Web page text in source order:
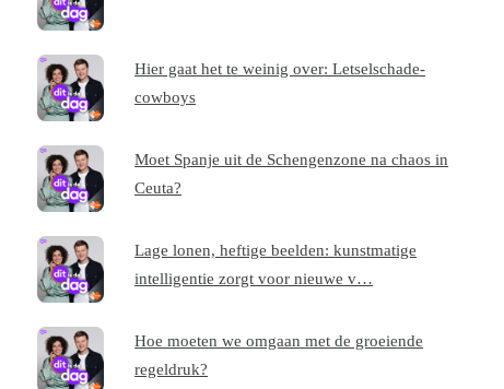
Hier gaat het te weinig over: Letselschade-
cowboys
Moet Spanje uit de Schengenzone na chaos in
Ceuta?
Lage lonen, heftige beelden: kunstmatige
intelligentie zorgt voor nieuwe v…
Hoe moeten we omgaan met de groeiende
regeldruk?